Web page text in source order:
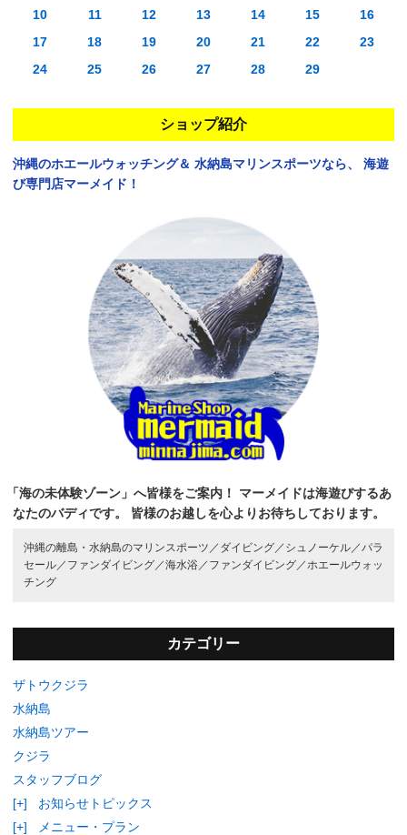
10
11 12 13 14 15
16
17
18 19 20 21 22
23
24
25 26 27 28 29
ショップ紹介
沖縄のホエールウォッチング＆ 水納島マリンスポーツなら、
海遊
び専門店マーメイド！
「海の未体験ゾーン」へ皆様をご案内！
マーメイドは海遊びするあ
なたのバディです。
皆様のお越しを心よりお待ちしております。
沖縄の離島・水納島のマリンスポーツ／ ダイビング／ シュノーケル／パラ
セール／ ファンダイビング／海水浴／ ファンダイビング／ホエールウォッ
チング
カテゴリー
ザトウクジラ
水納島
水納島ツアー
クジラ
スタッフブログ
[+]
お知らせトピックス
[+]
メニュー・プラン